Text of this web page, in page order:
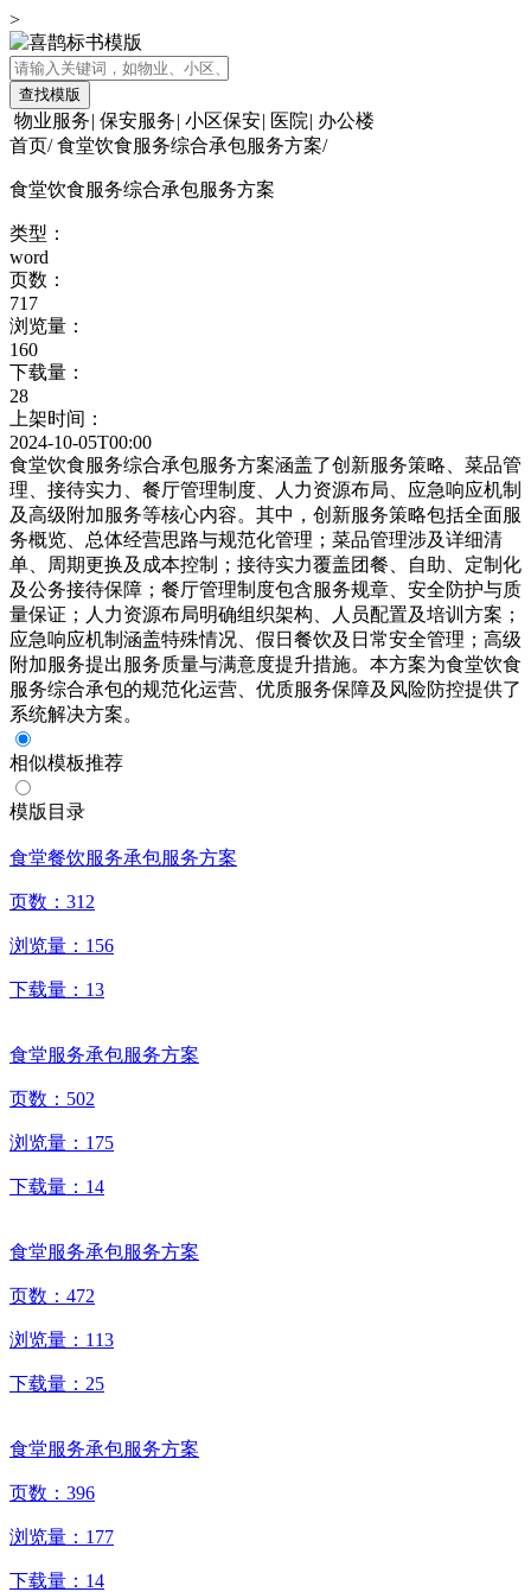
>
查找模版
物业服务| 保安服务| 小区保安| 医院| 办公楼
首页/ 食堂饮食服务综合承包服务方案/
食堂饮食服务综合承包服务方案
类型：
word
页数：
717
浏览量：
160
下载量：
28
上架时间：
2024-10-05T00:00
食堂饮食服务综合承包服务方案涵盖了创新服务策略、菜品管
理、接待实力、餐厅管理制度、人力资源布局、应急响应机制
及高级附加服务等核心内容。其中，创新服务策略包括全面服
务概览、总体经营思路与规范化管理；菜品管理涉及详细清
单、周期更换及成本控制；接待实力覆盖团餐、自助、定制化
及公务接待保障；餐厅管理制度包含服务规章、安全防护与质
量保证；人力资源布局明确组织架构、人员配置及培训方案；
应急响应机制涵盖特殊情况、假日餐饮及日常安全管理；高级
附加服务提出服务质量与满意度提升措施。本方案为食堂饮食
服务综合承包的规范化运营、优质服务保障及风险防控提供了
系统解决方案。
相似模板推荐
模版目录
食堂餐饮服务承包服务方案
页数： 312
浏览量： 156
下载量： 13
食堂服务承包服务方案
页数： 502
浏览量： 175
下载量： 14
食堂服务承包服务方案
页数： 472
浏览量： 113
下载量： 25
食堂服务承包服务方案
页数： 396
浏览量： 177
下载量： 14